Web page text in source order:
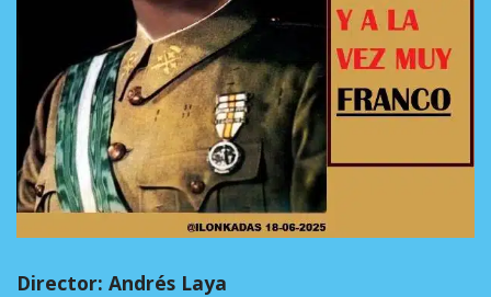
Director: Andrés Laya